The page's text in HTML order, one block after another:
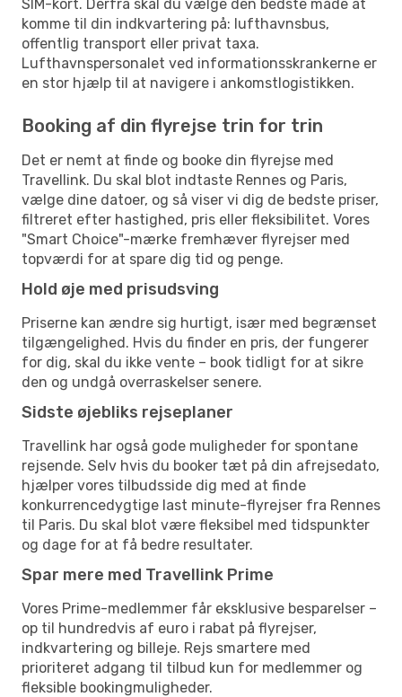
SIM-kort. Derfra skal du vælge den bedste måde at
komme til din indkvartering på: lufthavnsbus,
offentlig transport eller privat taxa.
Lufthavnspersonalet ved informationsskrankerne er
en stor hjælp til at navigere i ankomstlogistikken.
Booking af din flyrejse trin for trin
Det er nemt at finde og booke din flyrejse med
Travellink. Du skal blot indtaste Rennes og Paris,
vælge dine datoer, og så viser vi dig de bedste priser,
filtreret efter hastighed, pris eller fleksibilitet. Vores
"Smart Choice"-mærke fremhæver flyrejser med
topværdi for at spare dig tid og penge.
Hold øje med prisudsving
Priserne kan ændre sig hurtigt, især med begrænset
tilgængelighed. Hvis du finder en pris, der fungerer
for dig, skal du ikke vente – book tidligt for at sikre
den og undgå overraskelser senere.
Sidste øjebliks rejseplaner
Travellink har også gode muligheder for spontane
rejsende. Selv hvis du booker tæt på din afrejsedato,
hjælper vores tilbudsside dig med at finde
konkurrencedygtige last minute-flyrejser fra Rennes
til Paris. Du skal blot være fleksibel med tidspunkter
og dage for at få bedre resultater.
Spar mere med Travellink Prime
Vores Prime-medlemmer får eksklusive besparelser –
op til hundredvis af euro i rabat på flyrejser,
indkvartering og billeje. Rejs smartere med
prioriteret adgang til tilbud kun for medlemmer og
fleksible bookingmuligheder.